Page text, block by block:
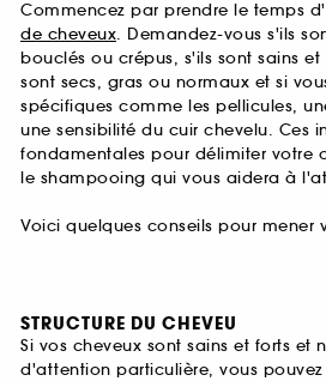
Commencez par prendre le temps
de cheveux. Demandez-vous s'ils
bouclés ou crépus, s'ils sont sains
sont secs, gras ou normaux et si
spécifiques comme les pellicules,
une sensibilité du cuir chevelu. Ces
fondamentales pour délimiter votre
le shampooing qui vous aidera à
Voici quelques conseils pour mener
STRUCTURE DU CHEVEU
Si vos cheveux sont sains et forts et
d'attention particulière, vous